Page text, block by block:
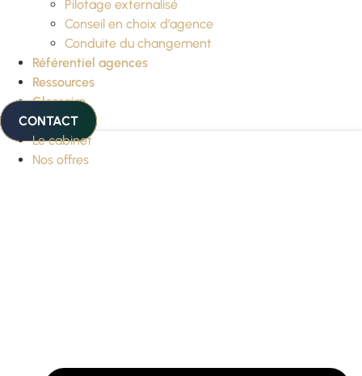
Pilotage externalisé
Conseil en choix d’agence
Conduite du changement
Référentiel agences
Ressources
Glossaire
CONTACT
Le cabinet
Nos offres